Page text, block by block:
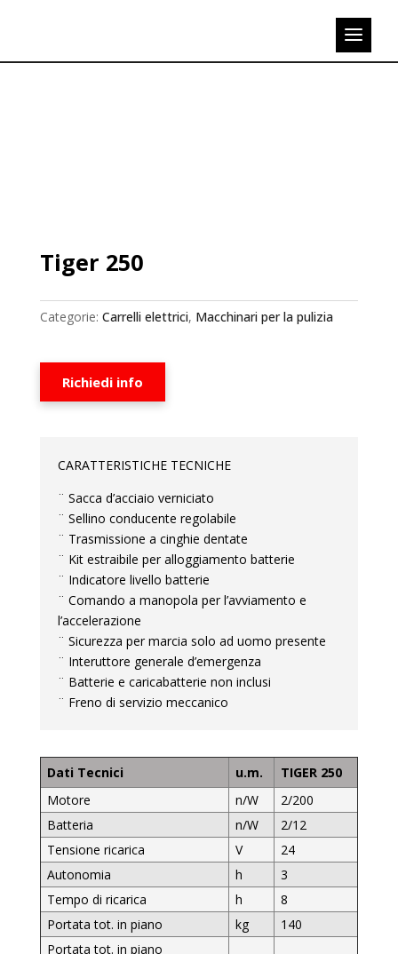
Tiger 250
Categorie: Carrelli elettrici, Macchinari per la pulizia
Richiedi info
CARATTERISTICHE TECNICHE
¨ Sacca d’acciaio verniciato
¨ Sellino conducente regolabile
¨ Trasmissione a cinghie dentate
¨ Kit estraibile per alloggiamento batterie
¨ Indicatore livello batterie
¨ Comando a manopola per l’avviamento e
l’accelerazione
¨ Sicurezza per marcia solo ad uomo presente
¨ Interuttore generale d’emergenza
¨ Batterie e caricabatterie non inclusi
¨ Freno di servizio meccanico
Dati Tecnici u.m.
TIGER 250
Motore
n/W
2/200
Batteria
n/W
2/12
Tensione ricarica
V
24
Autonomia
h
3
Tempo di ricarica
h
8
Portata tot. in piano
kg
140
Portata tot. in piano